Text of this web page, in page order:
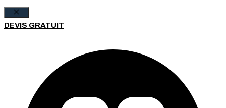
Fermer
DEVIS GRATUIT